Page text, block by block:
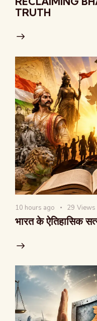
TRUTH
10 hours ago 29 Views
भारत के ऐतिहासिक